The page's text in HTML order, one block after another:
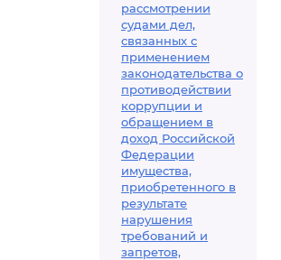
рассмотрении
судами дел,
связанных с
применением
законодательства о
противодействии
коррупции и
обращением в
доход Российской
Федерации
имущества,
приобретенного в
результате
нарушения
требований и
запретов,